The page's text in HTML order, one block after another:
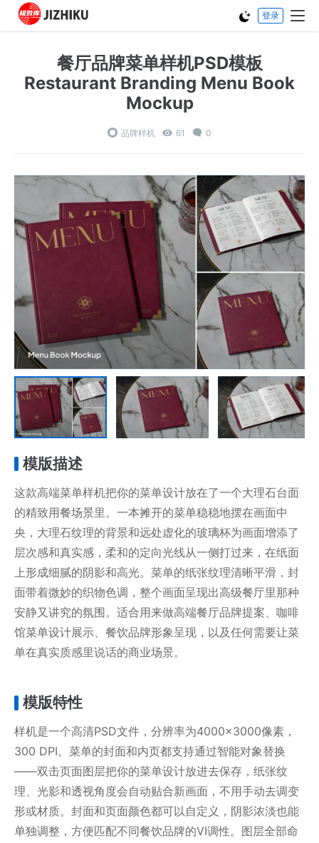
登录
餐厅品牌菜单样机PSD模板
Restaurant Branding Menu Book
Mockup
品牌样机 61 0
模版描述
这款高端菜单样机把你的菜单设计放在了一个大理石台面
的精致用餐场景里。一本摊开的菜单稳稳地摆在画面中
央，大理石纹理的背景和远处虚化的玻璃杯为画面增添了
层次感和真实感，柔和的定向光线从一侧打过来，在纸面
上形成细腻的阴影和高光。菜单的纸张纹理清晰平滑，封
面带着微妙的织物色调，整个画面呈现出高级餐厅里那种
安静又讲究的氛围。适合用来做高端餐厅品牌提案、咖啡
馆菜单设计展示、餐饮品牌形象呈现，以及任何需要让菜
单在真实质感里说话的商业场景。
模版特性
样机是一个高清PSD文件，分辨率为4000×3000像素，
300 DPI。菜单的封面和内页都支持通过智能对象替换
——双击页面图层把你的菜单设计放进去保存，纸张纹
理、光影和透视角度会自动贴合新画面，不用手动去调变
形或材质。封面和页面颜色都可以自定义，阴影浓淡也能
单独调整，方便匹配不同餐饮品牌的VI调性。图层全部命